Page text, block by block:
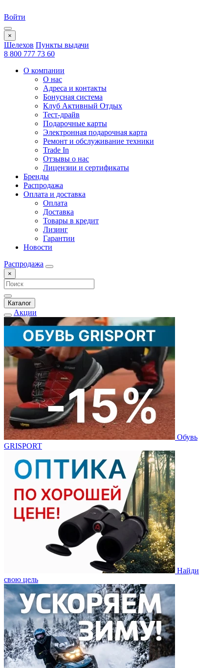
Войти
×
Шелехов Пункты выдачи
8 800 777 73 60
О компании
О нас
Адреса и контакты
Бонусная система
Клуб Активный Отдых
Тест-драйв
Подарочные карты
Электронная подарочная карта
Ремонт и обслуживание техники
Trade In
Отзывы о нас
Лицензии и сертификаты
Бренды
Распродажа
Оплата и доставка
Оплата
Доставка
Товары в кредит
Лизинг
Гарантии
Новости
Распродажа
×
Каталог
Акции
Обувь
GRISPORT
Найди
свою цель